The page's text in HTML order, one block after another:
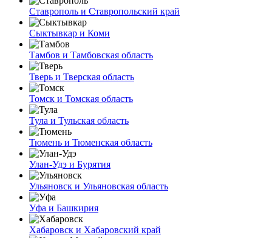
Ставрополь и Ставропольский край
Сыктывкар и Коми
Тамбов и Тамбовская область
Тверь и Тверская область
Томск и Томская область
Тула и Тульская область
Тюмень и Тюменская область
Улан-Удэ и Бурятия
Ульяновск и Ульяновская область
Уфа и Башкирия
Хабаровск и Хабаровский край